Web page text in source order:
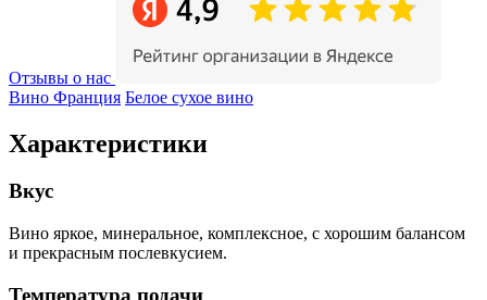
Отзывы о нас
Вино Франция Белое сухое вино
Характеристики
Вкус
Вино яркое, минеральное, комплексное, с хорошим балансом
и прекрасным послевкусием.
Температура подачи